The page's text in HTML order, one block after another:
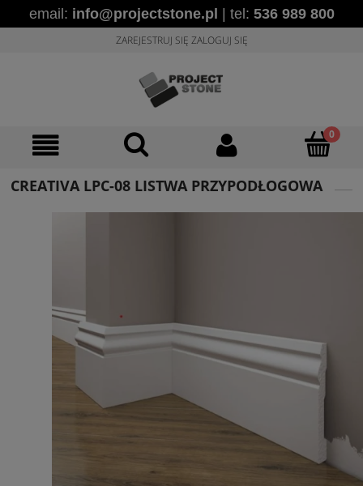
email: info@projectstone.pl | tel: 536 989 800
ZAREJESTRUJ SIĘ ZALOGUJ SIĘ
CREATIVA LPC-08 LISTWA PRZYPODŁOGOWA